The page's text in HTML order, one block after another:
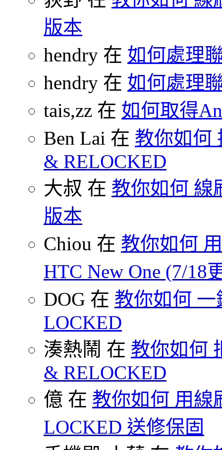
版本
hendry 在 如何處理
hendry 在 如何處理
tais,zz 在 如何取得
Ben Lai 在 教你如何
& RELOCKED
大叔 在 教你如何 線
版本
Chiou 在 教你如何
HTC New One (7/18
DOG 在 教你如何 一
LOCKED
湊熱鬧 在 教你如何
& RELOCKED
億 在 教你如何 用線
LOCKED 送修保固